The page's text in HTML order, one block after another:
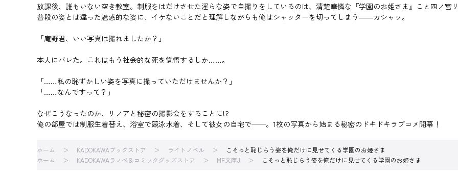
放課後、誰もいない空き教室。制服をはだけさせた淫らな姿で自撮りをしているのは、清楚華憐な『学園のお姫さま』こと四ノ宮リ
普段の姿とは違った魅惑的な姿に、イケないことだと理解しながらも俺はシャッターを切ってしまう――カシャッ。
「庵野君、いい写真は撮れましたか？」
本人にバレた。これはもう社会的な死を覚悟するしか……。
「……私の恥ずかしい姿を写真に撮っていただけませんか？」
「……なんですって？」
なぜこうなったのか、リノアと秘密の撮影会をすることに!?
俺の部屋では制服生着替え、浴室で競泳水着、そして彼女の自宅で──。1枚の写真から始まる秘密のドキドキラブコメ開幕！
ホーム KADOKAWAブックストア ライトノベル
こそっと恥じらう姿を俺だけに見せてくる学園のお姫さま
ホーム
KADOKAWAラノベ＆コミックグッズストア MF文庫J こそっと恥じらう姿を俺だけに見せてくる学園のお姫さま